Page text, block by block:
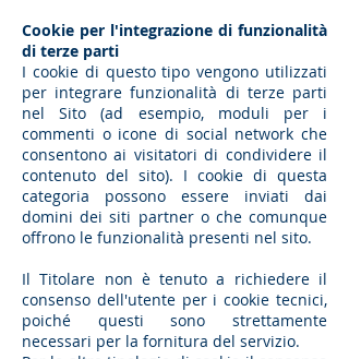
Cookie per l'integrazione di funzionalità
di terze parti
I cookie di questo tipo vengono utilizzati
per integrare funzionalità di terze parti
nel Sito (ad esempio, moduli per i
commenti o icone di social network che
consentono ai visitatori di condividere il
contenuto del sito). I cookie di questa
categoria possono essere inviati dai
domini dei siti partner o che comunque
offrono le funzionalità presenti nel sito.
Il Titolare non è tenuto a richiedere il
consenso dell'utente per i cookie tecnici,
poiché questi sono strettamente
necessari per la fornitura del servizio.